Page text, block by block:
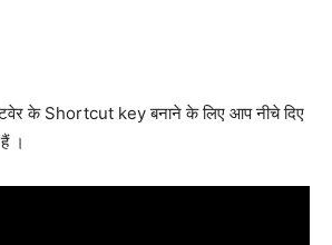
के Shortcut key बनाने के लिए आप नीचे दिए
।